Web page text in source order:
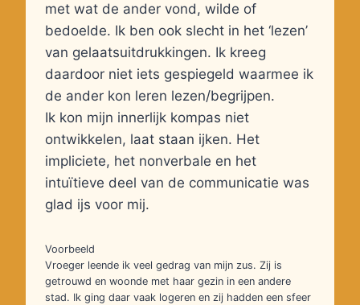
met wat de ander vond, wilde of
bedoelde. Ik ben ook slecht in het ‘lezen’
van gelaatsuitdrukkingen. Ik kreeg
daardoor niet iets gespiegeld waarmee ik
de ander kon leren lezen/begrijpen.
Ik kon mijn innerlijk kompas niet
ontwikkelen, laat staan ijken. Het
impliciete, het nonverbale en het
intuïtieve deel van de communicatie was
glad ijs voor mij.
Voorbeeld
Vroeger leende ik veel gedrag van mijn zus. Zij is
getrouwd en woonde met haar gezin in een andere
stad. Ik ging daar vaak logeren en zij hadden een sfeer